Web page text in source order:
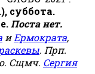
суббота.
Поста нет.
иЕрмократа,
. Прп.
Сщмч. Сергия